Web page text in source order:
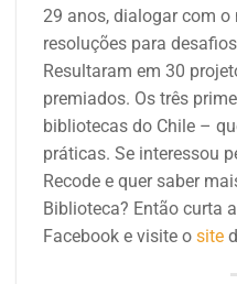
29 anos, dialogar com
resoluções para
Resultaram em 30
premiados. Os três
bibliotecas do Chile –
práticas. Se interessou
Recode e quer saber
Biblioteca? Então curta a
Facebook e visite o site